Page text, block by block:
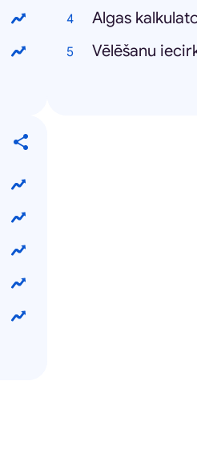
Algas
Vēlēšanu